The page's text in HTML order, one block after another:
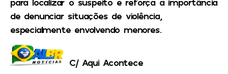
de denunciar situações de violência,
especialmente envolvendo menores.
C/ Aqui Acontece